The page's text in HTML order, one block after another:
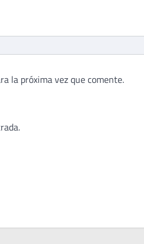
la próxima vez que comente.